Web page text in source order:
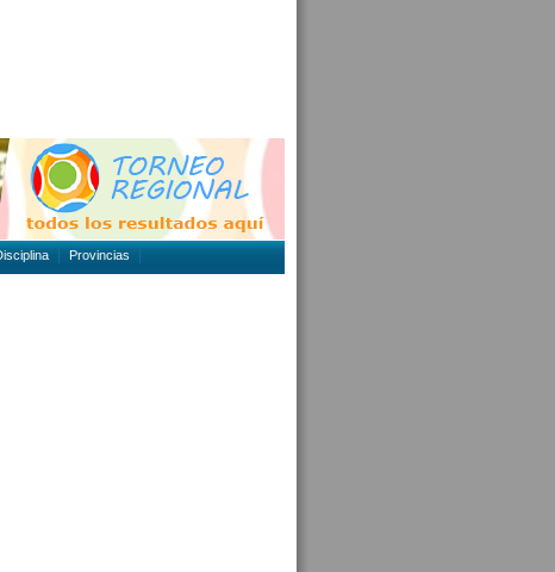
Provincias